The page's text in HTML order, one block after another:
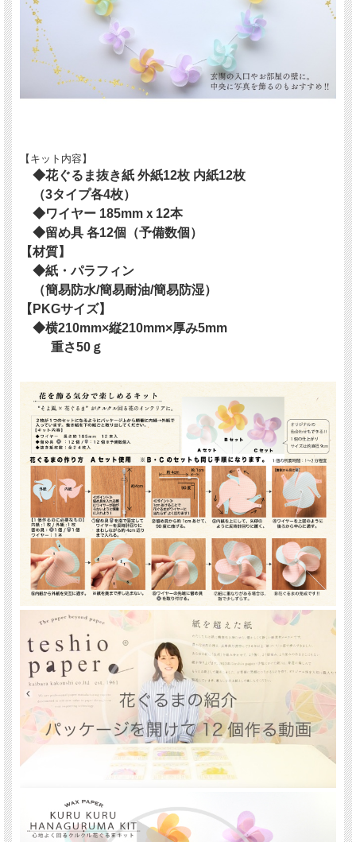
【キット内容】
◆花ぐるま抜き紙 外紙12枚 内紙12枚
（3タイプ各4枚）
◆ワイヤー 185mmｘ12本
◆留め具 各12個（予備数個）
【材質】
◆紙・パラフィン
（簡易防水/簡易耐油/簡易防湿）
【PKGサイズ】
◆横210mm×縦210mm×厚み5mm
重さ50ｇ